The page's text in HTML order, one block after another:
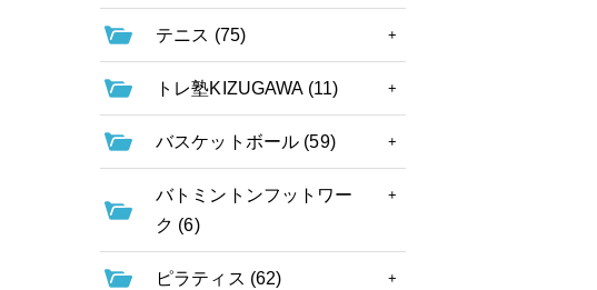
テニス (75)
トレ塾KIZUGAWA (11)
バスケットボール (59)
バトミントンフットワー
ク (6)
ピラティス (62)